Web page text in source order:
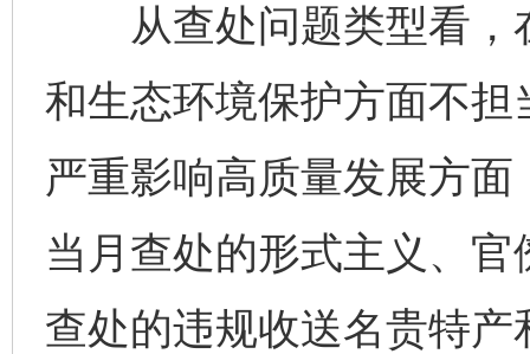
从查处问题类型看，
和生态环境保护方面不
严重影响高质量发展方
当月查处的形式主义、
查处的违规收送名贵特